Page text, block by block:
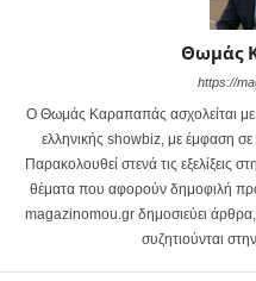
Θωμάς
https://
Ο Θωμάς Καραπαπάς ασχολείται με
ελληνικής showbiz, με έμφαση σε
Παρακολουθεί στενά τις εξελίξεις
θέματα που αφορούν δημοφιλή
magazinomou.gr δημοσιεύει άρθρα,
συζητιούνται